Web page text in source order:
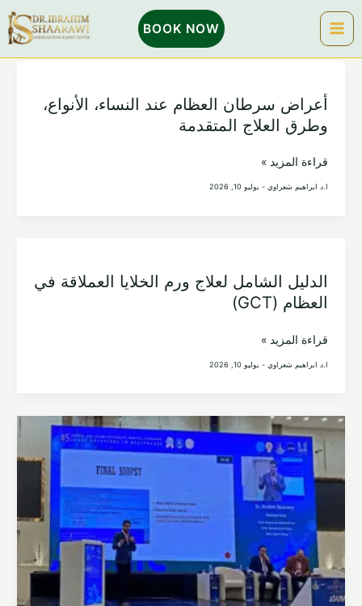
تخطي
المحتوى
BOOK NOW
أعراض سرطان العظام عند النساء، الأنواع،
وطرق العلاج المتقدمة
أعراض
سرطان
وطرق
العلاج
قراءة المزيد »
ا.د ابراهيم شعراوي - يوليو 10, 2026
الدليل الشامل لعلاج ورم الخلايا العملاقة في
العظام (GCT)
الدليل
الشامل
الخلايا
العملاقة
في
العظام
قراءة المزيد »
ا.د ابراهيم شعراوي - يوليو 10, 2026